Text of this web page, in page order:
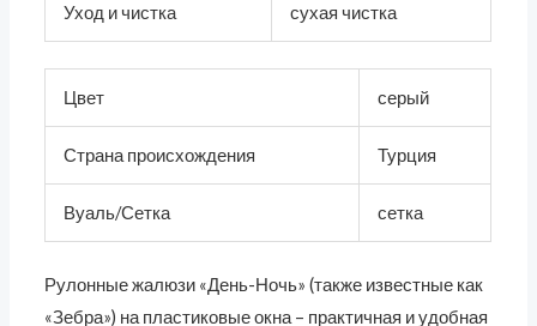
Уход и чистка сухая чистка
Цвет серый
Страна происхождения Турция
Вуаль/Сетка сетка
Рулонные жалюзи «День-Ночь» (также известные как
«Зебра») на пластиковые окна – практичная и удобная